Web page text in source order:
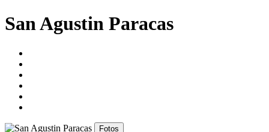
San Agustin Paracas
Fotos